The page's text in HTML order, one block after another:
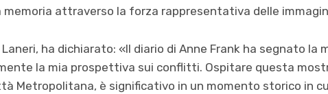
memoria attraverso la forza rappresentativa delle
ha dichiarato: «Il diario di Anne Frank ha segnato la
la mia prospettiva sui conflitti. Ospitare questa
Metropolitana, è significativo in un momento storico in